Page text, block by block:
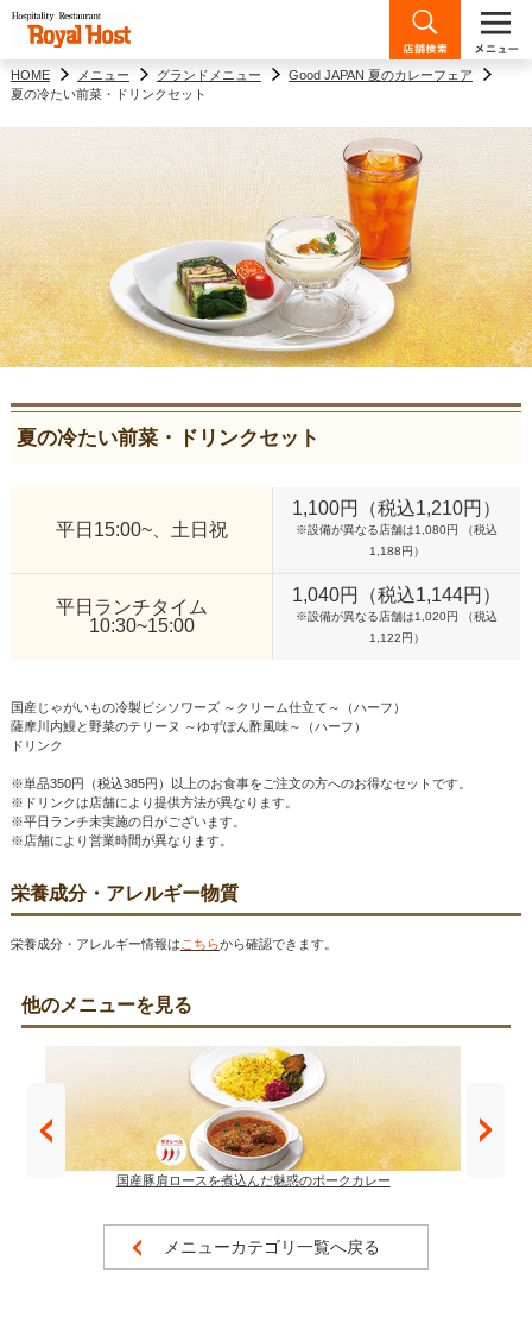
HOME メニュー グランドメニュー
Good JAPAN 夏のカレーフェア
夏の冷たい前菜・ドリンクセット
夏の冷たい前菜・ドリンクセット
平日15:00~、土日祝
1,100円（税込1,210円）
※設備が異なる店舗は1,080円 （税込
1,188円）
平日ランチタイム
10:30~15:00
1,040円（税込1,144円）
※設備が異なる店舗は1,020円 （税込
1,122円）
国産じゃがいもの冷製ビシソワーズ ～クリーム仕立て～（ハーフ）
薩摩川内鰻と野菜のテリーヌ ～ゆずぽん酢風味～（ハーフ）
ドリンク
※単品350円（税込385円）以上のお食事をご注文の方へのお得なセットです。
※ドリンクは店舗により提供方法が異なります。
※平日ランチ未実施の日がございます。
※店舗により営業時間が異なります。
栄養成分・アレルギー物質
栄養成分・アレルギー情報は こちらから確認できます。
他のメニューを見る
国産豚肩ロースを煮込んだ魅惑のポークカレー
メニューカテゴリ一覧へ戻る